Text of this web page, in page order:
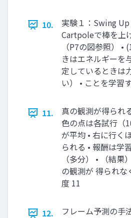
10.
実験１：Swing
Cartpoleで棒を上
（P7の図参照） •
きはエネルギーを
定しているときは
い） • ことを学習
11.
真の観測が得られ
色の点は各試行（
が平均 • 右に行く
られる • 報酬は学
（多分） • （結
の観測が 得られ
度 11
12.
フレーム予測の手